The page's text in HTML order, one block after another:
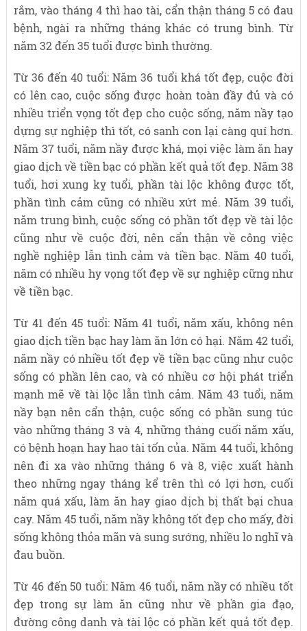
rắm, vào tháng 4 thì hao tài, cẩn thận tháng 5 có đau
bệnh, ngài ra những tháng khác có trung bình. Từ
năm 32 đến 35 tuổi được bình thường.
Từ 36 đến 40 tuổi: Năm 36 tuổi khá tốt đẹp, cuộc đời
có lên cao, cuộc sống được hoàn toàn đầy đủ và có
nhiều triển vọng tốt đẹp cho cuộc sống, năm nầy tạo
dựng sự nghiệp thì tốt, có sanh con lại càng quí hơn.
Năm 37 tuổi, năm nầy được khá, mọi việc làm ăn hay
giao dịch về tiền bạc có phần kết quả tốt đẹp. Năm 38
tuổi, hơi xung kỵ tuổi, phần tài lộc không được tốt,
phần tình cảm cũng có nhiều xứt mẻ. Năm 39 tuổi,
năm trung bình, cuộc sống có phần tốt đẹp về tài lộc
cũng như về cuộc đời, nên cẩn thận về công việc
nghề nghiệp lẫn tình cảm và tiền bạc. Năm 40 tuổi,
năm có nhiều hy vọng tốt đẹp về sự nghiệp cững như
về tiền bạc.
Từ 41 đến 45 tuổi: Năm 41 tuổi, năm xấu, không nên
giao dịch tiền bạc hay làm ăn lớn có hại. Năm 42 tuổi,
năm nầy có nhiều tốt đẹp về tiền bạc cũng như cuộc
sống có phần lên cao, và có nhiều cơ hội phát triển
mạnh mẽ về tài lộc lẫn tình cảm. Năm 43 tuổi, năm
nầy bạn nên cẩn thận, cuộc sống có phần sung túc
vào những tháng 3 và 4, những tháng cuối năm xấu,
có bệnh hoạn hay hao tài tốn của. Năm 44 tuổi, không
nên đi xa vào những tháng 6 và 8, việc xuất hành
theo những ngay tháng kể trên thì có lợi hơn, cuối
năm quá xấu, làm ăn hay giao dịch bị thất bại chua
cay. Năm 45 tuổi, năm nầy không tốt đẹp cho mấy, đời
sống không thỏa mãn và sung sướng, nhiều lo nghĩ và
đau buồn.
Từ 46 đến 50 tuổi: Năm 46 tuổi, năm nầy có nhiều tốt
đẹp trong sự làm ăn cũng như về phần gia đạo,
đường công danh và tài lộc có phần kết quả tốt đẹp.